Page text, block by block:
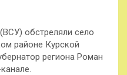
обстреляли село
районе Курской
региона Роман